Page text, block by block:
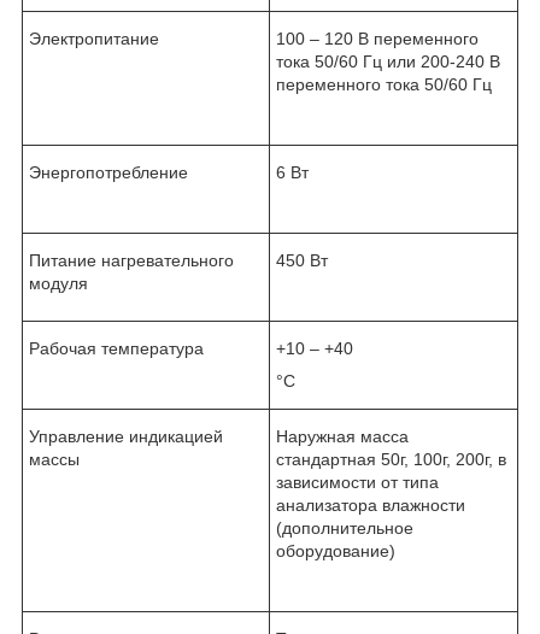
Электропитание
100 – 120 В переменного
тока 50/60 Гц или 200-240 В
переменного тока 50/60 Гц
Энергопотребление 6 Вт
Питание нагревательного
модуля
450 Вт
Рабочая температура
+10 – +40
°С
Управление индикацией
массы
Наружная масса
стандартная 50г, 100г, 200г, в
зависимости от типа
анализатора влажности
(дополнительное
оборудование)